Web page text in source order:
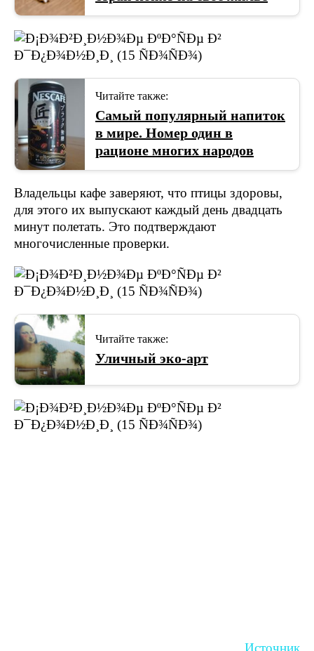
Читайте также:
Самый популярный напиток
в мире. Номер один в
рационе многих народов
Владельцы кафе заверяют, что птицы здоровы,
для этого их выпускают каждый день двадцать
минут полетать. Это подтверждают
многочисленные проверки.
Читайте также:
Уличный эко-арт
Источник